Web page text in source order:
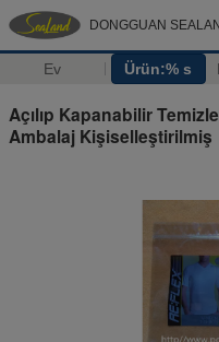
DONGGUAN
Ev Ürün:% s
Açılıp Kapanabilir
Ambalaj Kişiselleştirilmiş